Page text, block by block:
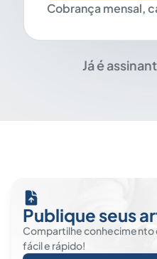
Cobrança mensal,
Já é
Publique seus
Compartilhe conhecimento
fácil e rápido!